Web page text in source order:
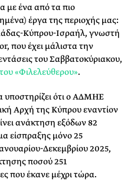
με ένα από τα πιο
έργα της περιοχής μας:
Κύπρου-Ισραήλ, γνωστή
που έχει μάλιστα την
του Σαββατοκύριακου,
«Φιλελεύθερου».
υποστηρίζει ότι ο ΑΔΜΗΕ
Αρχή της Κύπρου εναντίον
ανάκτηση εξόδων 82
είσπραξης μόνο 25
Δεκεμβρίου 2025,
ποσού 251
που έκανε μέχρι τώρα.